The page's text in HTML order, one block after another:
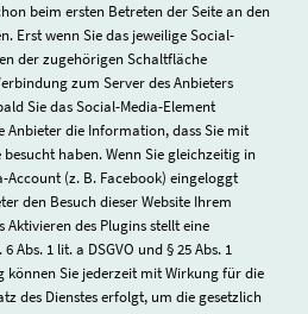
beim ersten Betreten der Seite an den
Erst wenn Sie das jeweilige Social-
der zugehörigen Schaltfläche
zum Server des Anbieters
Sie das Social-Media-Element
Anbieter die Information, dass Sie mit
besucht haben. Wenn Sie gleichzeitig in
Account (z. B. Facebook) eingeloggt
den Besuch dieser Website Ihrem
des Plugins stellt eine
Abs. 1 lit. a DSGVO und § 25 Abs. 1
können Sie jederzeit mit Wirkung für die
des Dienstes erfolgt, um die gesetzlich